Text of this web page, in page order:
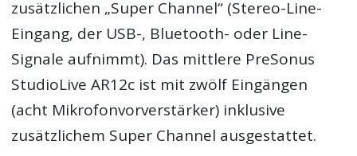
zusätzlichen „Super Channel“ (Stereo-Line-
Eingang, der USB-, Bluetooth- oder Line-
Signale aufnimmt). Das mittlere PreSonus
StudioLive AR12c ist mit zwölf Eingängen
(acht Mikrofonvorverstärker) inklusive
zusätzlichem Super Channel ausgestattet.